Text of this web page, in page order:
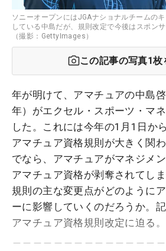
ソニーオープンにはJGAナショナルチームの
している中島だが、規則改定で今後はスポン
（撮影：GettyImages）
この記事の写真1枚
年が明けて、アマチュアの中島
年）がエクセル・スポーツ・マ
した。これには今年の1月1日か
アマチュア資格規則が大きく関
でなら、アマチュアがマネジメ
アマチュア資格が剥奪されてし
規則の主な変更点がどのように
ーに影響していくのだろうか。
アマチュア資格規則改定に迫る。